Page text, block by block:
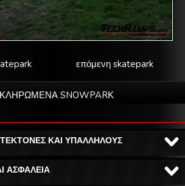
επόμενη skatepark
SNOWPARΚ
ΚΑΙ ΥΠΑΛΛΗΛΟΥΣ
ΑΣΦΑΛΕΙΑ